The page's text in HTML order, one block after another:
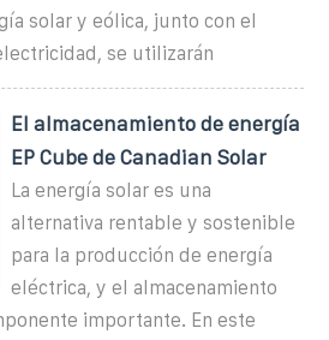
solar y eólica, junto con el
se utilizarán
El almacenamiento de energía
EP Cube de Canadian Solar
La energía solar es una
alternativa rentable y sostenible
para la producción de energía
eléctrica, y el almacenamiento
importante. En este